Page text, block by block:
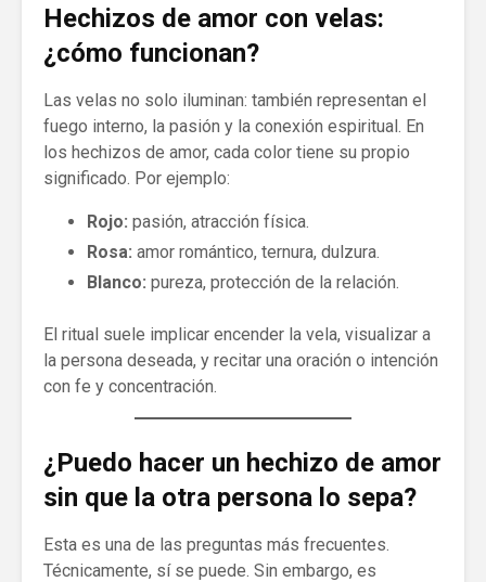
Hechizos de amor con velas:
¿cómo funcionan?
Las velas no solo iluminan: también representan el
fuego interno, la pasión y la conexión espiritual. En
los hechizos de amor, cada color tiene su propio
significado. Por ejemplo:
Rojo: pasión, atracción física.
Rosa: amor romántico, ternura, dulzura.
Blanco: pureza, protección de la relación.
El ritual suele implicar encender la vela, visualizar a
la persona deseada, y recitar una oración o intención
con fe y concentración.
¿Puedo hacer un hechizo de amor
sin que la otra persona lo sepa?
Esta es una de las preguntas más frecuentes.
Técnicamente, sí se puede. Sin embargo, es